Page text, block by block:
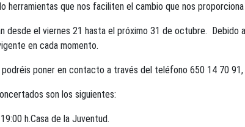
herramientas que nos faciliten el cambio que nos
desde el viernes 21 hasta el próximo 31 de octubre.
en cada momento.
poner en contacto a través del teléfono 650 14 70 91,
son los siguientes:
h.Casa de la Juventud.